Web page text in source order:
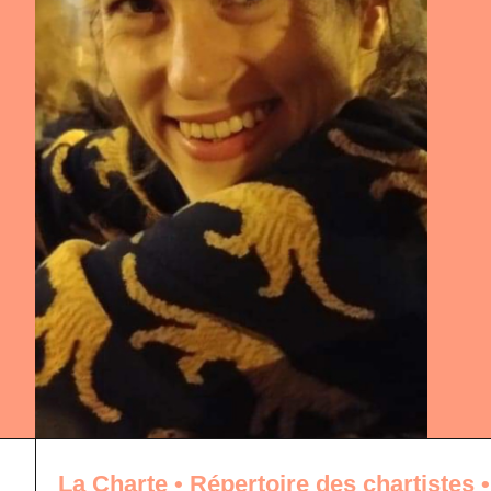
La Charte • Répertoire des chartistes •